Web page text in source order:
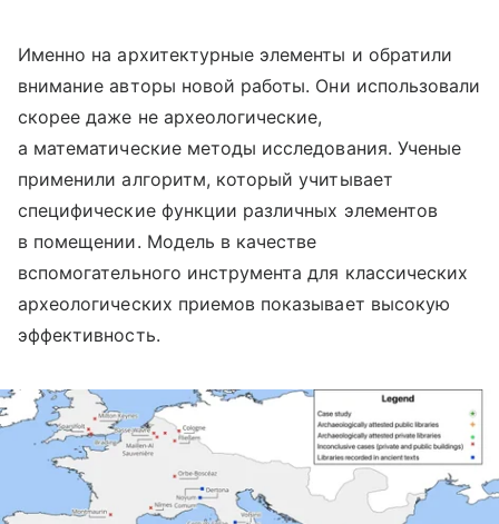
Именно на архитектурные элементы и обратили
внимание авторы новой работы. Они использовали
скорее даже не археологические,
а математические методы исследования. Ученые
применили алгоритм, который учитывает
специфические функции различных элементов
в помещении. Модель в качестве
вспомогательного инструмента для классических
археологических приемов показывает высокую
эффективность.